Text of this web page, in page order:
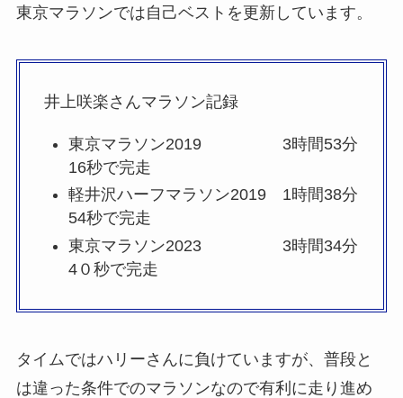
東京マラソンでは自己ベストを更新しています。
井上咲楽さんマラソン記録
東京マラソン2019 3時間53分
16秒で完走
軽井沢ハーフマラソン2019 1時間38分
54秒で完走
東京マラソン2023 3時間34分
4０秒で完走
タイムではハリーさんに負けていますが、普段と
は違った条件でのマラソンなので有利に走り進め